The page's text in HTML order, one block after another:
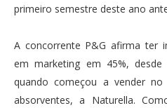
primeiro semestre deste ano
A concorrente P&G afirma ter
em marketing em 45%,
quando começou a vender
absorventes, a Naturella.